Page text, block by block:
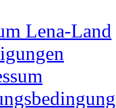
Lena-Land